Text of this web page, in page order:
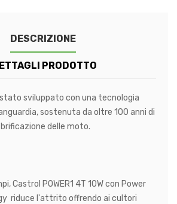
DESCRIZIONE
PRODOTTO
stato sviluppato con una tecnologia
sostenuta da oltre 100 anni di
delle moto.
Castrol POWER1 4T 10W con Power
riduce l'attrito offrendo ai cultori